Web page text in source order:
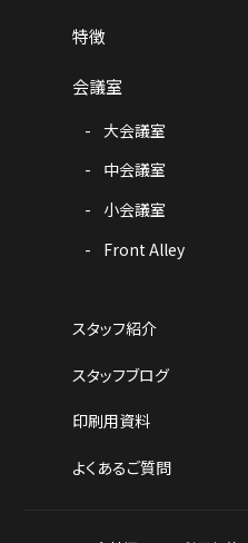
特徴
会議室
大会議室
中会議室
小会議室
Front Alley
スタッフ紹介
スタッフブログ
印刷用資料
よくあるご質問